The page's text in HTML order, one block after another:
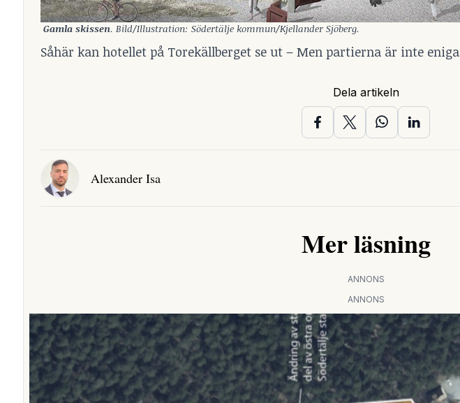
Gamla skissen. Bild/Illustration: Södertälje kommun/Kjellander Sjöberg.
Såhär kan hotellet på Torekällberget se ut – Men partierna är inte eniga
Dela artikeln
Alexander Isa
Mer läsning
ANNONS
ANNONS